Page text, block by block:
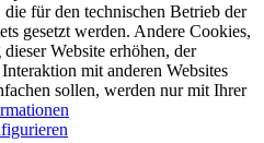
für den technischen Betrieb der
gesetzt werden. Andere Cookies,
Website erhöhen, der
mit anderen Websites
sollen, werden nur mit Ihrer